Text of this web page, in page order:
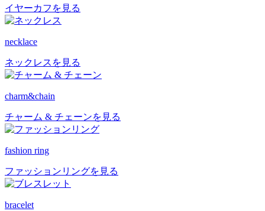
イヤーカフを見る
necklace
ネックレスを見る
charm&chain
チャーム & チェーンを見る
fashion ring
ファッションリングを見る
bracelet